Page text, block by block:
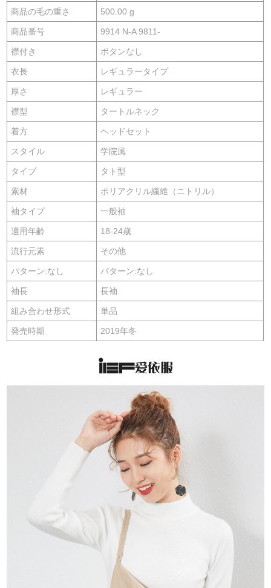
商品の毛の重さ 500.00 g
商品番号 9914 N-A 9811-
襟付き ボタンなし
衣長 レギュラータイプ
厚さ レギュラー
襟型 タートルネック
着方 ヘッドセット
スタイル 学院風
タイプ タト型
素材 ポリアクリル繊維（ニトリル）
袖タイプ 一般袖
適用年齢 18-24歳
流行元素 その他
パターン:なし パターン:なし
袖長 長袖
組み合わせ形式 単品
発売時期 2019年冬